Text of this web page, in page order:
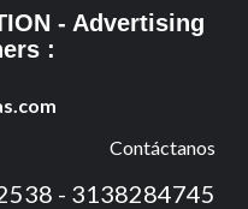
- Advertising
:
Contáctanos
- 3138284745